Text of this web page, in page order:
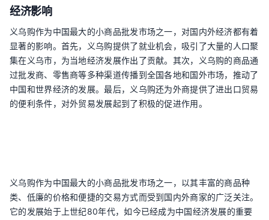
经济影响
义乌购作为中国最大的小商品批发市场之一，对国内外经济都有着
显著的影响。首先，义乌购提供了就业机会，吸引了大量的人口聚
集在义乌市，为当地经济发展作出了贡献。其次，义乌购的商品通
过批发商、零售商等多种渠道传播到全国各地和国外市场，推动了
中国和世界经济的发展。最后，义乌购还为外商提供了进出口贸易
的便利条件，对外贸易发展起到了积极的促进作用。
义乌购作为中国最大的小商品批发市场之一，以其丰富的商品种
类、低廉的价格和便捷的交易方式而受到国内外商家的广泛关注。
它的发展始于上世纪80年代，如今已经成为中国经济发展的重要